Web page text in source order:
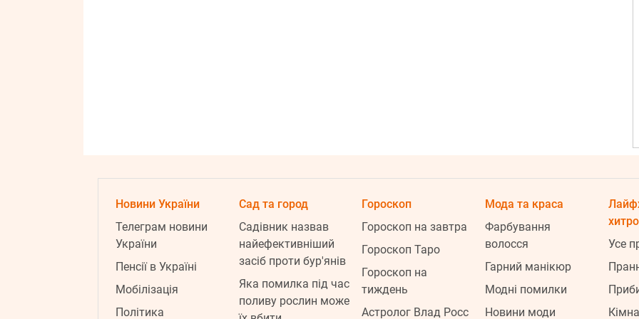
Новини України
Телеграм новини
України
Пенсії в Україні
Мобілізація
Політика
Сад та город
Садівник назвав
найефективніший
засіб проти бур'янів
Яка помилка під час
поливу рослин може
Гороскоп
Гороскоп на завтра
Гороскоп Таро
Гороскоп на
тиждень
Астролог Влад Росс
Мода та краса
Фарбування
волосся
Гарний манікюр
Модні помилки
Новини моди
Усе